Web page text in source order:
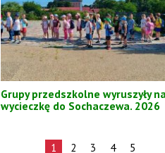
Grupy przedszkolne wyruszyły
wycieczkę do Sochaczewa. 2026
1 2 3 4 5